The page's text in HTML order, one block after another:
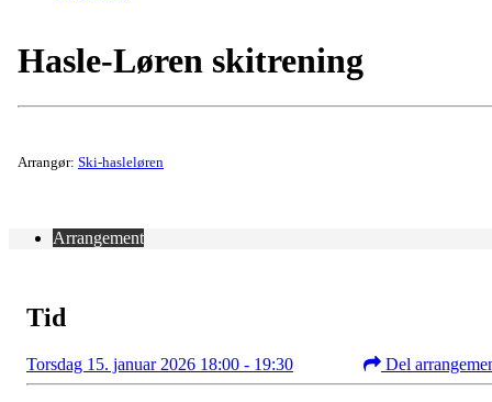
Hasle-Løren skitrening
Arrangør: Ski-hasleløren
Arrangement
Tid
Torsdag 15. januar 2026 18:00 - 19:30 Del